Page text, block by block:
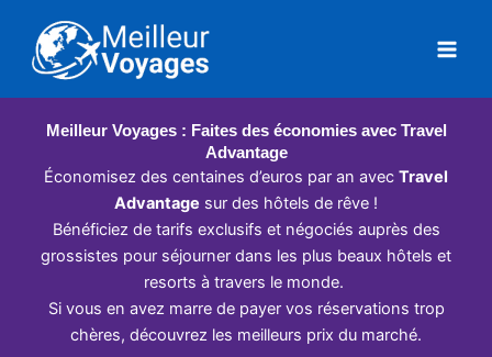
contenu
Meilleur Voyages : Faites des économies avec Travel
Advantage
Économisez des centaines d’euros par an avec Travel
Advantage sur des hôtels de rêve !
Bénéficiez de tarifs exclusifs et négociés auprès des
grossistes pour séjourner dans les plus beaux hôtels et
resorts à travers le monde.
Si vous en avez marre de payer vos réservations trop
chères, découvrez les meilleurs prix du marché.